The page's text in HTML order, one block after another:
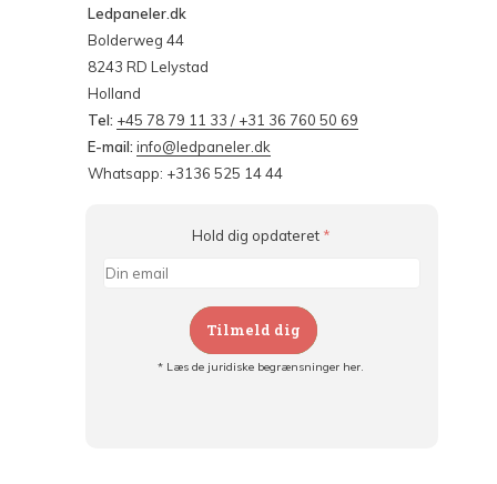
Ledpaneler.dk
Bolderweg 44
8243 RD Lelystad
Holland
Tel: +45 78 79 11 33 / +31 36 760 50 69
E-mail: info@ledpaneler.dk
Whatsapp: +3136 525 14 44
Hold dig opdateret *
Tilmeld dig
* Læs de juridiske begrænsninger her.